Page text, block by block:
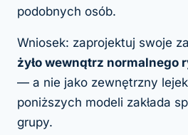
podobnych osób.
Wniosek: zaprojektuj swoje
żyło wewnątrz normalnego
— a nie jako zewnętrzny
poniższych modeli zakłada
grupy.